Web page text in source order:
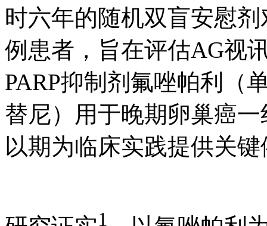
时六年的随机双盲安慰
例患者，旨在评估AG视
PARP抑制剂氟唑帕利（
替尼）用于晚期卵巢癌
以期为临床实践提供关
1